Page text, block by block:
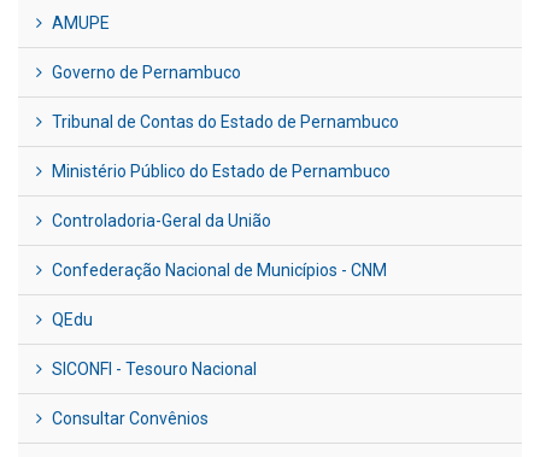
AMUPE
Governo de Pernambuco
Tribunal de Contas do Estado de Pernambuco
Ministério Público do Estado de Pernambuco
Controladoria-Geral da União
Confederação Nacional de Municípios - CNM
QEdu
SICONFI - Tesouro Nacional
Consultar Convênios